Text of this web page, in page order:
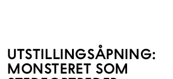
UTSTILLINGSÅPNING:
MONSTERET SOM